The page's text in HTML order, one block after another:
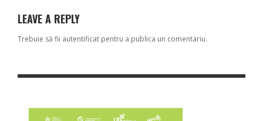
LEAVE A REPLY
Trebuie să fii autentificat pentru a publica un comentariu.